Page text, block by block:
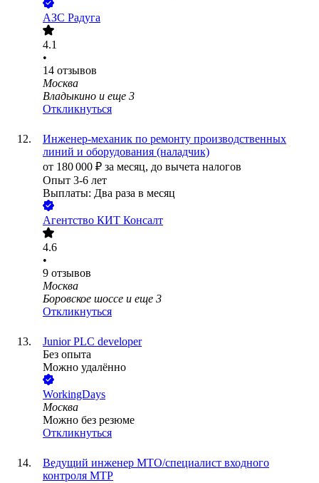
АЗС Радуга
4.1
•
14 отзывов
Москва
Владыкино и еще 3
Откликнуться
Инженер-механик по ремонту производственных
линий и оборудования (наладчик)
от 180 000 ₽ за месяц, до вычета налогов
Опыт 3-6 лет
Выплаты: Два раза в месяц
Агентство КИТ Консалт
4.6
•
9 отзывов
Москва
Боровское шоссе и еще 3
Откликнуться
Junior PLC developer
Без опыта
Можно удалённо
WorkingDays
Москва
Можно без резюме
Откликнуться
Ведущий инженер МТО/специалист входного
контроля МТР